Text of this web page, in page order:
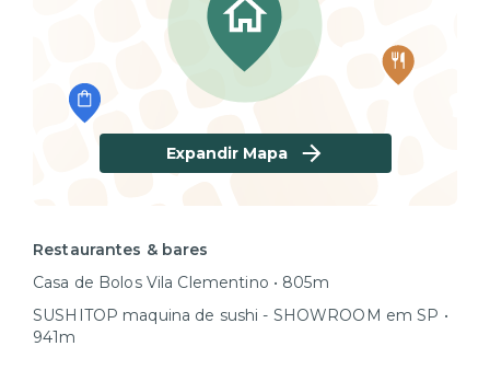
Expandir Mapa
Restaurantes & bares
Casa de Bolos Vila Clementino • 805m
SUSHITOP maquina de sushi - SHOWROOM em SP •
941m